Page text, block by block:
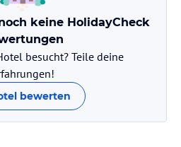
keine HolidayCheck
besucht? Teile deine
bewerten